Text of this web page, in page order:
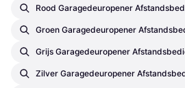
Rood Garagedeuropener
Groen Garagedeuropener
Grijs Garagedeuropener
Zilver Garagedeuropener